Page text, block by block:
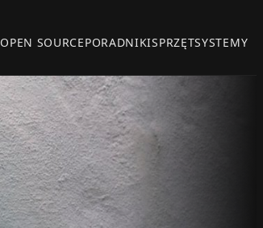
OPEN SOURCEPORADNIKISPRZĘTSYSTEMY